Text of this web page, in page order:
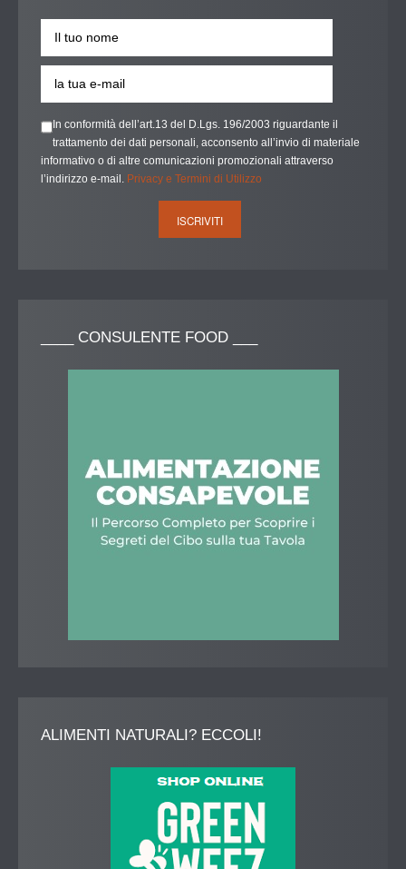
In conformità dell’art.13 del D.Lgs. 196/2003 riguardante il
trattamento dei dati personali, acconsento all’invio di materiale
informativo o di altre comunicazioni promozionali attraverso
l’indirizzo e-mail. Privacy e Termini di Utilizzo
CONSULENTE FOOD ___
ALIMENTI NATURALI? ECCOLI!